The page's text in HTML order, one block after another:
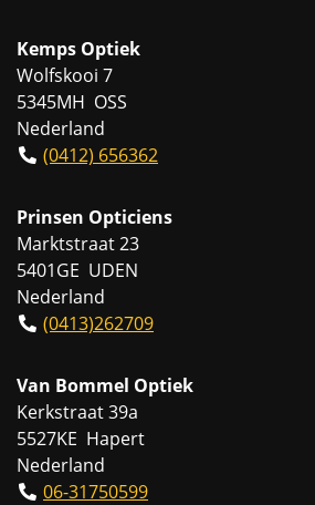
Kemps Optiek
Wolfskooi 7
5345MH OSS
Nederland
(0412) 656362
Prinsen Opticiens
Marktstraat 23
5401GE UDEN
Nederland
(0413)262709
Van Bommel Optiek
Kerkstraat 39a
5527KE Hapert
Nederland
06-31750599